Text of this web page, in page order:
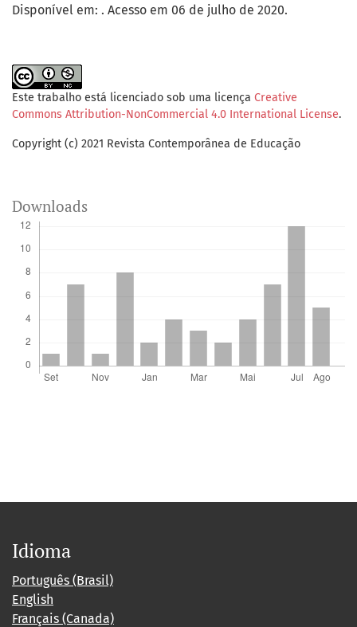
Disponível em: . Acesso em 06 de julho de 2020.
Este trabalho está licenciado sob uma licença Creative
Commons Attribution-NonCommercial 4.0 International License.
Copyright (c) 2021 Revista Contemporânea de Educação
Downloads
Idioma
Português (Brasil)
English
Français (Canada)